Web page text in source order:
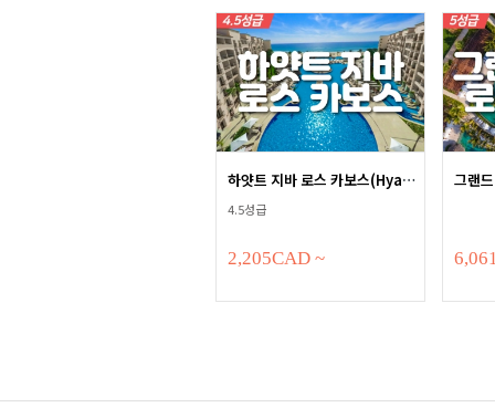
하얏트 지바 로스 카보스(Hyatt ...
4.5성급
2,205CAD ~